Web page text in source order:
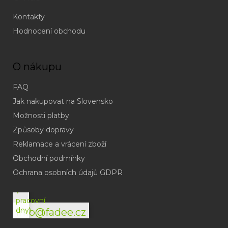
Kontakty
Hodnocení obchodu
O nákupu
FAQ
Jak nakupovat na Slovensko
Možnosti platby
Způsoby dopravy
Reklamace a vrácení zboží
Obchodní podmínky
Ochrana osobních údajů GDPR
info@fadee.cz
(odpověď
do
v
pracovní
dny)
(Po-